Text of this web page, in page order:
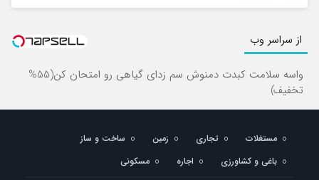
از سراسر وب
واسه سلامت کبدت دمنوش سم زدای گیاهی رو امتحان کن(55%
تخفیف)
مستغلات تجاری زمین
ساخت و ساز
باغی و کشاورزی
اجاره مسکونی